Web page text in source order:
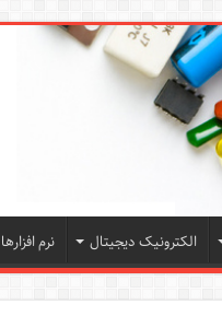
الکترونیک دیجیتال نرم افزارها